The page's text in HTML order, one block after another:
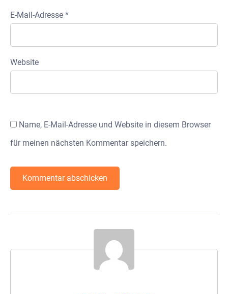
E-Mail-Adresse *
Website
Name, E-Mail-Adresse und Website in diesem Browser
für meinen nächsten Kommentar speichern.